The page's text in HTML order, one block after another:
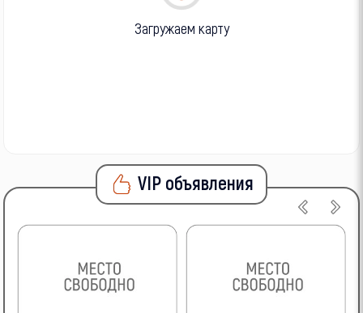
Загружаем карту
VIP объявления